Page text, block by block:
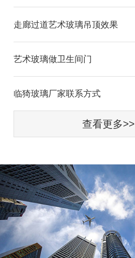
走廊过道艺术玻璃吊顶效果
艺术玻璃做卫生间门
临猗玻璃厂家联系方式
查看更多>>